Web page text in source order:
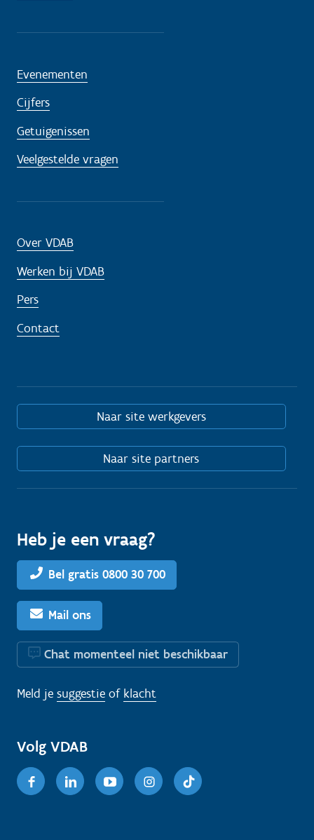
Evenementen
Cijfers
Getuigenissen
Veelgestelde vragen
Over VDAB
Werken bij VDAB
Pers
Contact
Naar site werkgevers
Naar site partners
Heb je een vraag?
Bel gratis 0800 30 700
Mail ons
Chat momenteel niet beschikbaar
Meld je suggestie of klacht
Volg VDAB
FacebookLinkedinYoutubeInstagram